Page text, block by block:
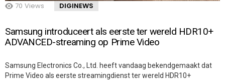
70 Views DIGINEWS
Samsung introduceert als eerste ter wereld HDR10+
ADVANCED-streaming op Prime Video
Samsung Electronics Co., Ltd. heeft vandaag bekendgemaakt dat
Prime Video als eerste streamingdienst ter wereld HDR10+